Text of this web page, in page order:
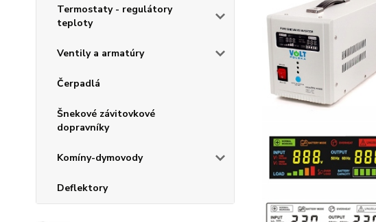
Termostaty - regulátory
teploty
Ventily a armatúry
Čerpadlá
Šnekové závitovkové
dopravníky
Komíny-dymovody
Deflektory